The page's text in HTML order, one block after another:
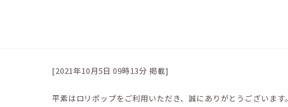
[2021年10月5日 09時13分 掲載]
平素はロリポップをご利用いただき、誠にありがとうございます。